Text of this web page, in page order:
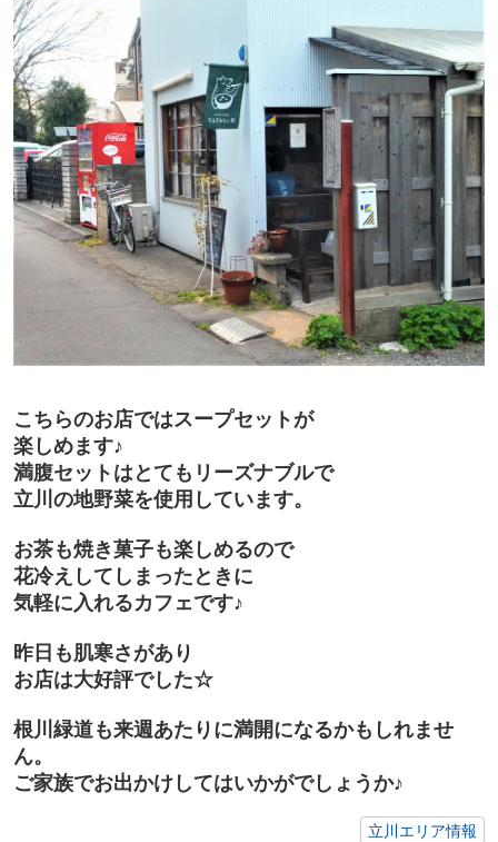
こちらのお店ではスープセットが
楽しめます♪
満腹セットはとてもリーズナブルで
立川の地野菜を使用しています。
お茶も焼き菓子も楽しめるので
花冷えしてしまったときに
気軽に入れるカフェです♪
昨日も肌寒さがあり
お店は大好評でした☆
根川緑道も来週あたりに満開になるかもしれませ
ん。
ご家族でお出かけしてはいかがでしょうか♪
立川エリア情報